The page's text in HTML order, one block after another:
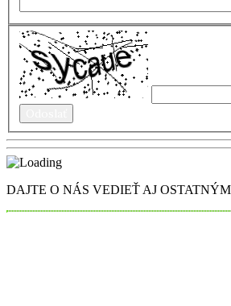
DAJTE O NÁS VEDIEŤ AJ OSTATNÝM